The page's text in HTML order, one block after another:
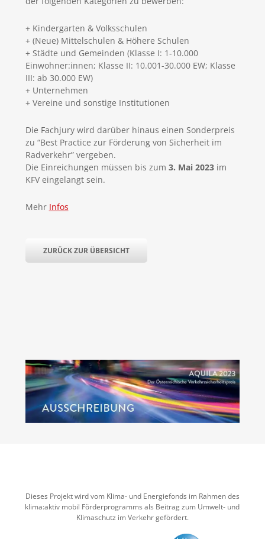
+ Kindergarten & Volksschulen
+ (Neue) Mittelschulen & Höhere Schulen
+ Städte und Gemeinden (Klasse I: 1-10.000
Einwohner:innen; Klasse II: 10.001-30.000 EW; Klasse
III: ab 30.000 EW)
+ Unternehmen
+ Vereine und sonstige Institutionen
Die Fachjury wird darüber hinaus einen Sonderpreis
zu “Best Practice zur Förderung von Sicherheit im
Radverkehr” vergeben.
Die Einreichungen müssen bis zum 3. Mai 2023im
KFV eingelangt sein.
Mehr Infos
ZURÜCK ZUR ÜBERSICHT
Dieses Projekt wird vom Klima- und Energiefonds im Rahmen des
klima:aktiv mobil Förderprogramms als Beitrag zum Umwelt- und
Klimaschutz im Verkehr gefördert.